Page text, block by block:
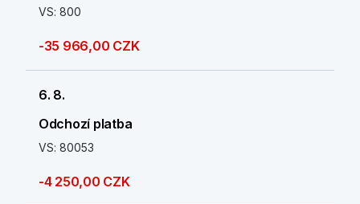
VS: 800
-35 966,00 CZK
6. 8.
Odchozí platba
VS: 80053
-4 250,00 CZK